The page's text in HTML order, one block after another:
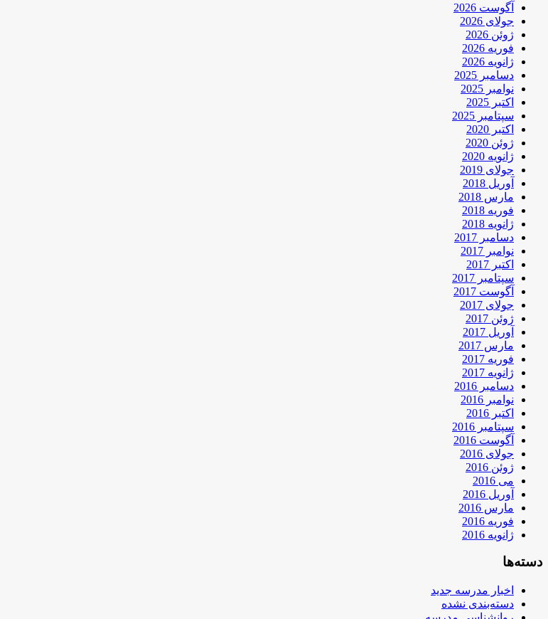
آگوست 2026
جولای 2026
ژوئن 2026
فوریه 2026
ژانویه 2026
دسامبر 2025
نوامبر 2025
اکتبر 2025
سپتامبر 2025
اکتبر 2020
ژوئن 2020
ژانویه 2020
جولای 2019
آوریل 2018
مارس 2018
فوریه 2018
ژانویه 2018
دسامبر 2017
نوامبر 2017
اکتبر 2017
سپتامبر 2017
آگوست 2017
جولای 2017
ژوئن 2017
آوریل 2017
مارس 2017
فوریه 2017
ژانویه 2017
دسامبر 2016
نوامبر 2016
اکتبر 2016
سپتامبر 2016
آگوست 2016
جولای 2016
ژوئن 2016
می 2016
آوریل 2016
مارس 2016
فوریه 2016
ژانویه 2016
دسته‌ها
اخبار مدرسه جدید
دسته‌بندی نشده